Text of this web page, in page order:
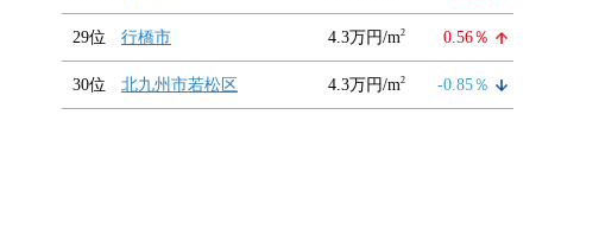
29位 行橋市 4.3万円/m2 0.56％
30位 北九州市若松区 4.3万円/m2 -0.85％